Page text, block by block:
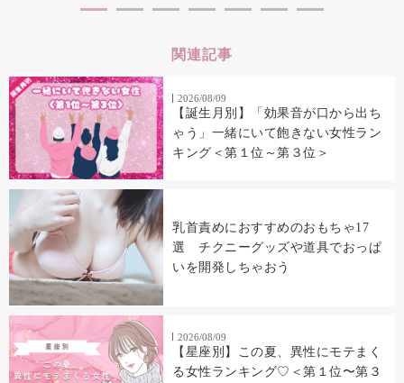
関連記事
2026/08/09
【誕生月別】「効果音が口から出ち
ゃう」一緒にいて飽きない女性ラン
キング＜第１位～第３位＞
乳首責めにおすすめのおもちゃ17
選 チクニーグッズや道具でおっぱ
いを開発しちゃおう
2026/08/09
【星座別】この夏、異性にモテまく
る女性ランキング♡＜第１位〜第３